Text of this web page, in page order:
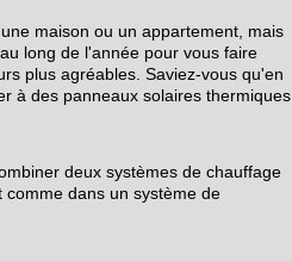
maison ou un appartement, mais
long de l'année pour vous faire
plus agréables. Saviez-vous qu'en
à des panneaux solaires thermiques
deux systèmes de chauffage
dans un système de